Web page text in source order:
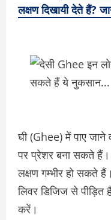
लक्षण दिखायी देते हैं?
घी (Ghee) में पाए
पर प्रेशर बना सकते हैं।
लक्षण गम्भीर हो सकते
लिवर डिजिज से पीड़ित
करें।